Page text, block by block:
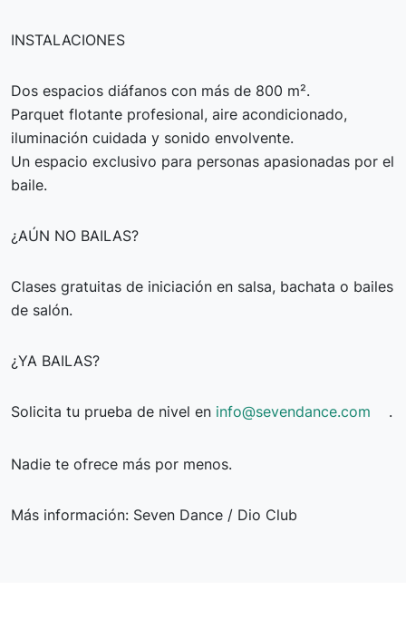
INSTALACIONES
Dos espacios diáfanos con más de 800 m².
Parquet flotante profesional, aire acondicionado,
iluminación cuidada y sonido envolvente.
Un espacio exclusivo para personas apasionadas por el
baile.
¿AÚN NO BAILAS?
Clases gratuitas de iniciación en salsa, bachata o bailes
de salón.
¿YA BAILAS?
Solicita tu prueba de nivel en info@sevendance.com .
Nadie te ofrece más por menos.
Más información: Seven Dance / Dio Club